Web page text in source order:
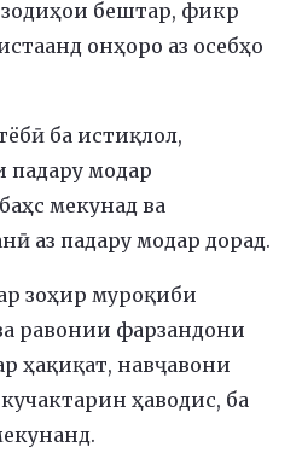
бештар, фикр
онҳоро аз осебҳо
ба истиқлол,
падару модар
мекунад ва
аз падару модар дорад.
зоҳир муроқиби
равонии фарзандони
ҳақиқат, навҷавони
ҳаводис, ба